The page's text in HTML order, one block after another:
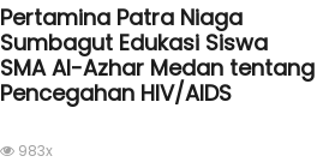
Pertamina Patra Niaga
Sumbagut Edukasi Siswa
SMA Al-Azhar Medan tentang
Pencegahan HIV/AIDS
983x